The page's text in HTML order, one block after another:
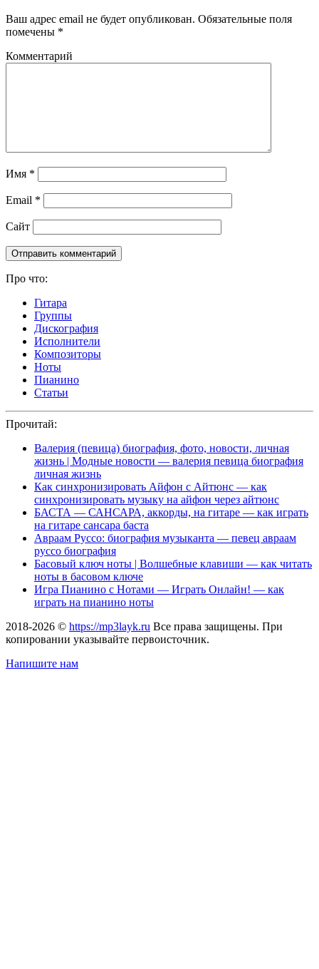
Ваш адрес email не будет опубликован. Обязательные поля
помечены *
Комментарий
Имя *
Email *
Сайт
Про что:
Гитара
Группы
Дискография
Исполнители
Композиторы
Ноты
Пианино
Статьи
Прочитай:
Валерия (певица) биография, фото, новости, личная
жизнь | Модные новости — валерия певица биография
личная жизнь
Как синхронизировать Айфон с Айтюнс — как
синхронизировать музыку на айфон через айтюнс
БАСТА — САНСАРА, аккорды, на гитаре — как играть
на гитаре сансара баста
Авраам Руссо: биография музыканта — певец авраам
руссо биография
Басовый ключ ноты | Волшебные клавиши — как читать
ноты в басовом ключе
Игра Пианино с Нотами — Играть Онлайн! — как
играть на пианино ноты
2018-2026 © https://mp3layk.ru Все права защищены. При
копировании указывайте первоисточник.
Напишите нам